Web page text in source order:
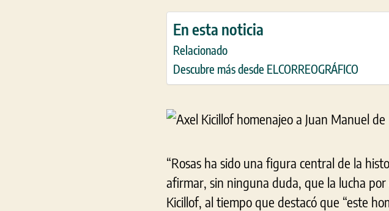
En esta noticia
Relacionado
Descubre más desde ELCORREOGRÁFICO
“Rosas ha sido una figura central de la
afirmar, sin ninguna duda, que la lucha
Kicillof, al tiempo que destacó que “este